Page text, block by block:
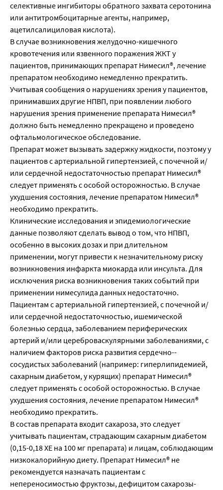
селективные ингибиторы обратного захвата серотонина
или антитромбоцитарные агенты, например,
ацетилсалициловая кислота).
В случае возникновения желудочно-кишечного
кровотечения или язвенного поражения ЖКТ у
пациентов, принимающих препарат Нимесил®, лечение
препаратом необходимо немедленно прекратить.
Учитывая сообщения о нарушениях зрения у пациентов,
принимавших другие НПВП, при появлении любого
нарушения зрения применение препарата Нимесил®
должно быть немедленно прекращено и проведено
офтальмологическое обследование.
Препарат может вызывать задержку жидкости, поэтому у
пациентов с артериальной гипертензией, с почечной и/
или сердечной недостаточностью препарат Нимесил®
следует применять с особой осторожностью. В случае
ухудшения состояния, лечение препаратом Нимесил®
необходимо прекратить.
Клинические исследования и эпидемиологические
данные позволяют сделать вывод о том, что НПВП,
особенно в высоких дозах и при длительном
применении, могут привести к незначительному риску
возникновения инфаркта миокарда или инсульта. Для
исключения риска возникновения таких событий при
применении нимесулида данных недостаточно.
Пациентам с артериальной гипертензией, с почечной и/
или сердечной недостаточностью, ишемической
болезнью сердца, заболеванием периферических
артерий и/или цереброваскулярными заболеваниями, с
наличием факторов риска развития сердечно-­
сосудистых заболеваний (например: гиперлипидемией,
сахарным диабетом, у курящих) препарат Нимесил®
следует применять с особой осторожностью. В случае
ухудшения состояния, лечение препаратом Нимесил®
необходимо прекратить.
В состав препарата входит сахароза, это следует
учитывать пациентам, страдающим сахарным диабетом
(0,15-0,18 ХЕ на 100 мг препарата) и лицам, соблюдающим
низкокалорийную диету. Препарат Нимесил® не
рекомендуется назначать пациентам с
непереносимостью фруктозы, дефицитом сахарозы-